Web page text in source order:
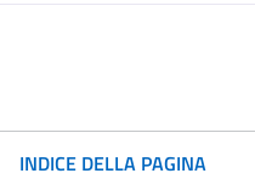
INDICE DELLA PAGINA